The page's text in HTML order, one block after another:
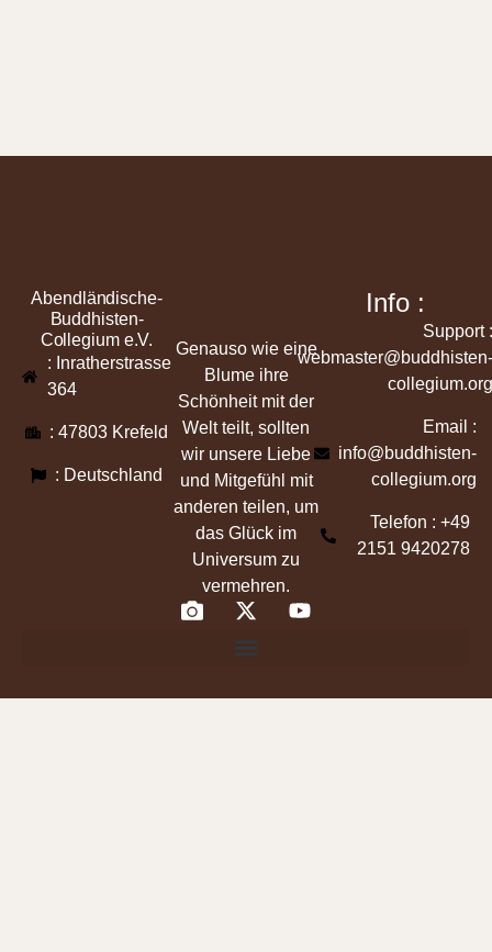
Abendländische-
Buddhisten-
Collegium e.V.
: Inratherstrasse
364
: 47803 Krefeld
: Deutschland
Genauso wie eine
Blume ihre
Schönheit mit der
Welt teilt, sollten
wir unsere Liebe
und Mitgefühl mit
anderen teilen, um
das Glück im
Universum zu
vermehren.
Info :
Support :
webmaster@buddhisten-
collegium.org
Email :
info@buddhisten-
collegium.org
Telefon : +49
2151 9420278